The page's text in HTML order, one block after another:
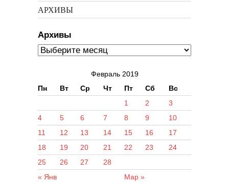
АРХИВЫ
Архивы
Февраль 2019
Пн
Вт Ср Чт Пт Сб Вс
« Янв Мар »
1 2
3
4
5 6 7 8 9
10
11
12 13 14 15 16
17
18
19 20 21 22 23
24
25
26 27 28